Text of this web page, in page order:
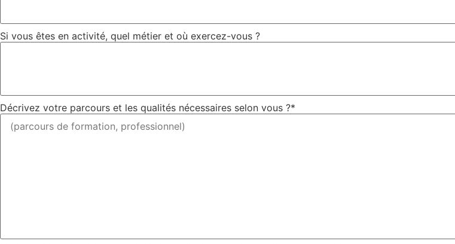
Si vous êtes en activité, quel métier et où exercez-vous ?
Décrivez votre parcours et les qualités nécessaires selon vous ?*